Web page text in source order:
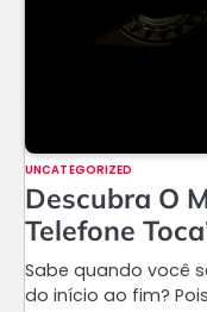
UNCATEGORIZED
Descubra O
Telefone
Sabe quando você
do início ao fim?